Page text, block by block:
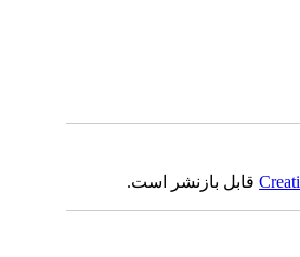
قابل بازنشر است.